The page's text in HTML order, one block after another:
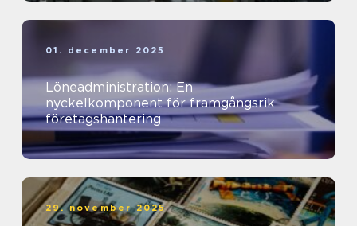
01. december 2025
Löneadministration: En
nyckelkomponent för framgångsrik
företagshantering
29. november 2025